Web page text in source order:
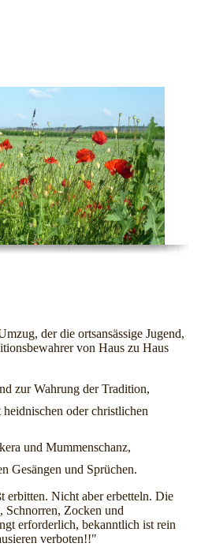
– Jahrein
der die ortsansässige Jugend,
von Haus zu Haus
zur Wahrung der Tradition,
oder christlichen
und Mummenschanz,
Gesängen und Sprüchen.
erbitten. Nicht aber erbetteln. Die
Schnorren, Zocken und
erforderlich, bekanntlich ist rein
verboten!!"